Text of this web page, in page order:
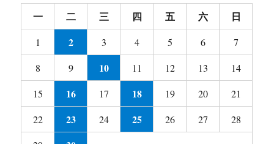
一 二 三 四 五 六 日
1 2 3 4 5 6
7
8
9 10 11 12 13
14
15
16 17 18 19 20
21
22
23 24 25 26 27
28